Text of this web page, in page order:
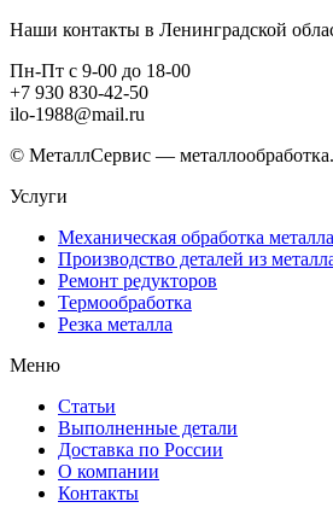
Наши контакты в Ленинградской
Пн-Пт с 9-00 до 18-00
+7 930 830-42-50
ilo-1988@mail.ru
© МеталлСервис —
Услуги
Механическая обработка металла
Производство деталей из
Ремонт редукторов
Термообработка
Резка металла
Меню
Статьи
Выполненные детали
Доставка по России
О компании
Контакты